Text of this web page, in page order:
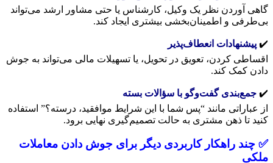
گاهی آوردن نظر یک وکیل، کارشناس یا حتی مشاور ارشد می‌تواند
بی‌طرفی و اطمینان‌بخشی بیشتری ایجاد کند.
✔️ پیشنهادات انعطاف‌پذیر
اقساطی کردن، تعویق در تحویل، یا تسهیلات مالی می‌تواند به جوش
دادن کمک کند.
✔️ جمع‌بندی گفت‌وگو با سؤالات بسته
از عباراتی مانند “پس شما با این شرایط موافقید، درسته؟” استفاده
کنید تا ذهن مشتری به حالت تصمیم‌گیری نهایی برود.
✅ چند راهکار کاربردی دیگر برای جوش دادن معاملات
ملکی